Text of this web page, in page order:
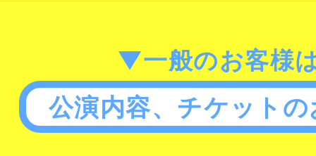
▼一般のお客様
公演内容、チケット